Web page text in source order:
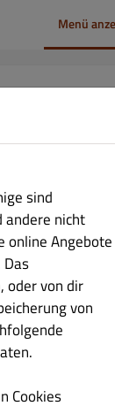
Menü
sind
andere nicht
online Angebote
oder von dir
von
Cookies